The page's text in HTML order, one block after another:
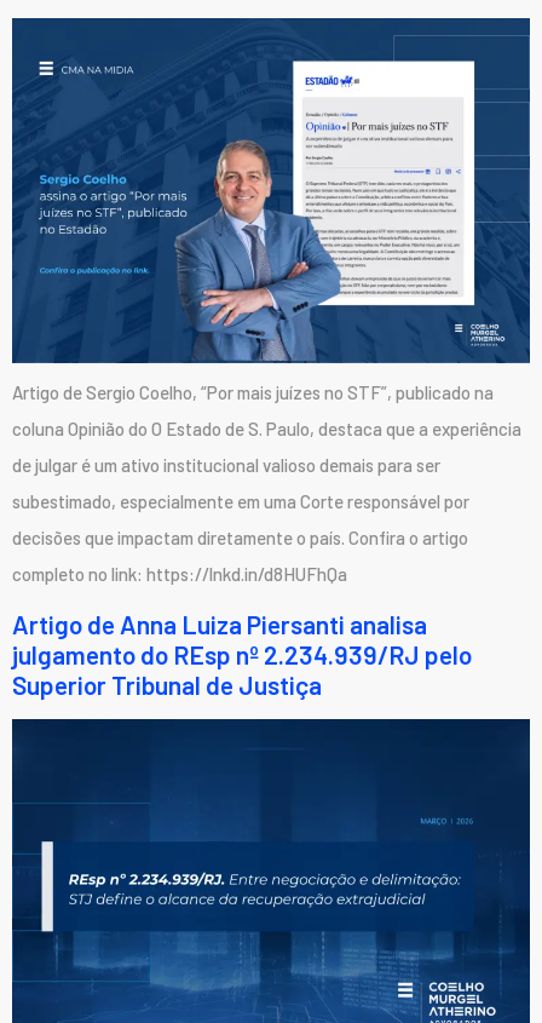
Artigo de Sergio Coelho, “Por mais juízes no STF”, publicado na
coluna Opinião do O Estado de S. Paulo, destaca que a experiência
de julgar é um ativo institucional valioso demais para ser
subestimado, especialmente em uma Corte responsável por
decisões que impactam diretamente o país. Confira o artigo
completo no link: https://lnkd.in/d8HUFhQa
Artigo de Anna Luiza Piersanti analisa
julgamento do REsp nº 2.234.939/RJ pelo
Superior Tribunal de Justiça